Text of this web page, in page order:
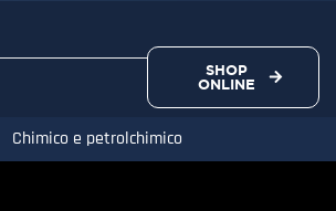
SHOP
ONLINE
Chimico e petrolchimico